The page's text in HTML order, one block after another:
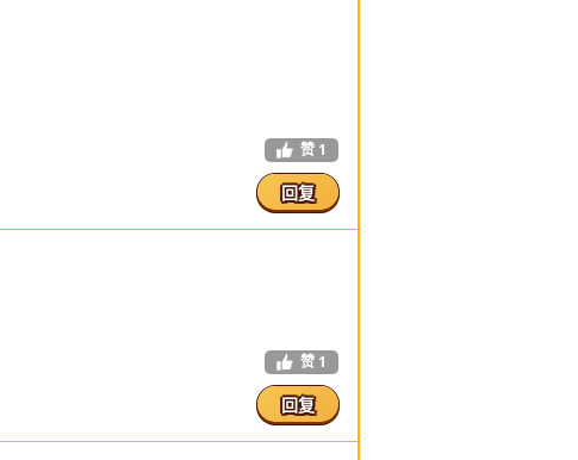
赞 1
回复
赞 1
回复